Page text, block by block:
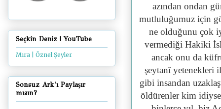
azından ondan
mutluluğumuz için
ne olduğunu çok
vermediği Hakiki
ancak onu da
şeytanî yetenekleri
gibi insandan
öldürenler kim
Seçkin Deniz | YouTube
Mıra | Öznel Şeyler
Sonsuz Ark'ı Paylaşır
mısın?